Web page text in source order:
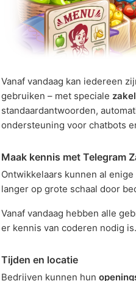
Vanaf vandaag kan iedereen
gebruiken – met speciale
standaardantwoorden,
ondersteuning voor chatbots
Maak kennis met Telegram
Ontwikkelaars kunnen al
langer op grote schaal door
Vanaf vandaag hebben alle
er kennis van coderen nodig is.
Tijden en locatie
Bedrijven kunnen hun